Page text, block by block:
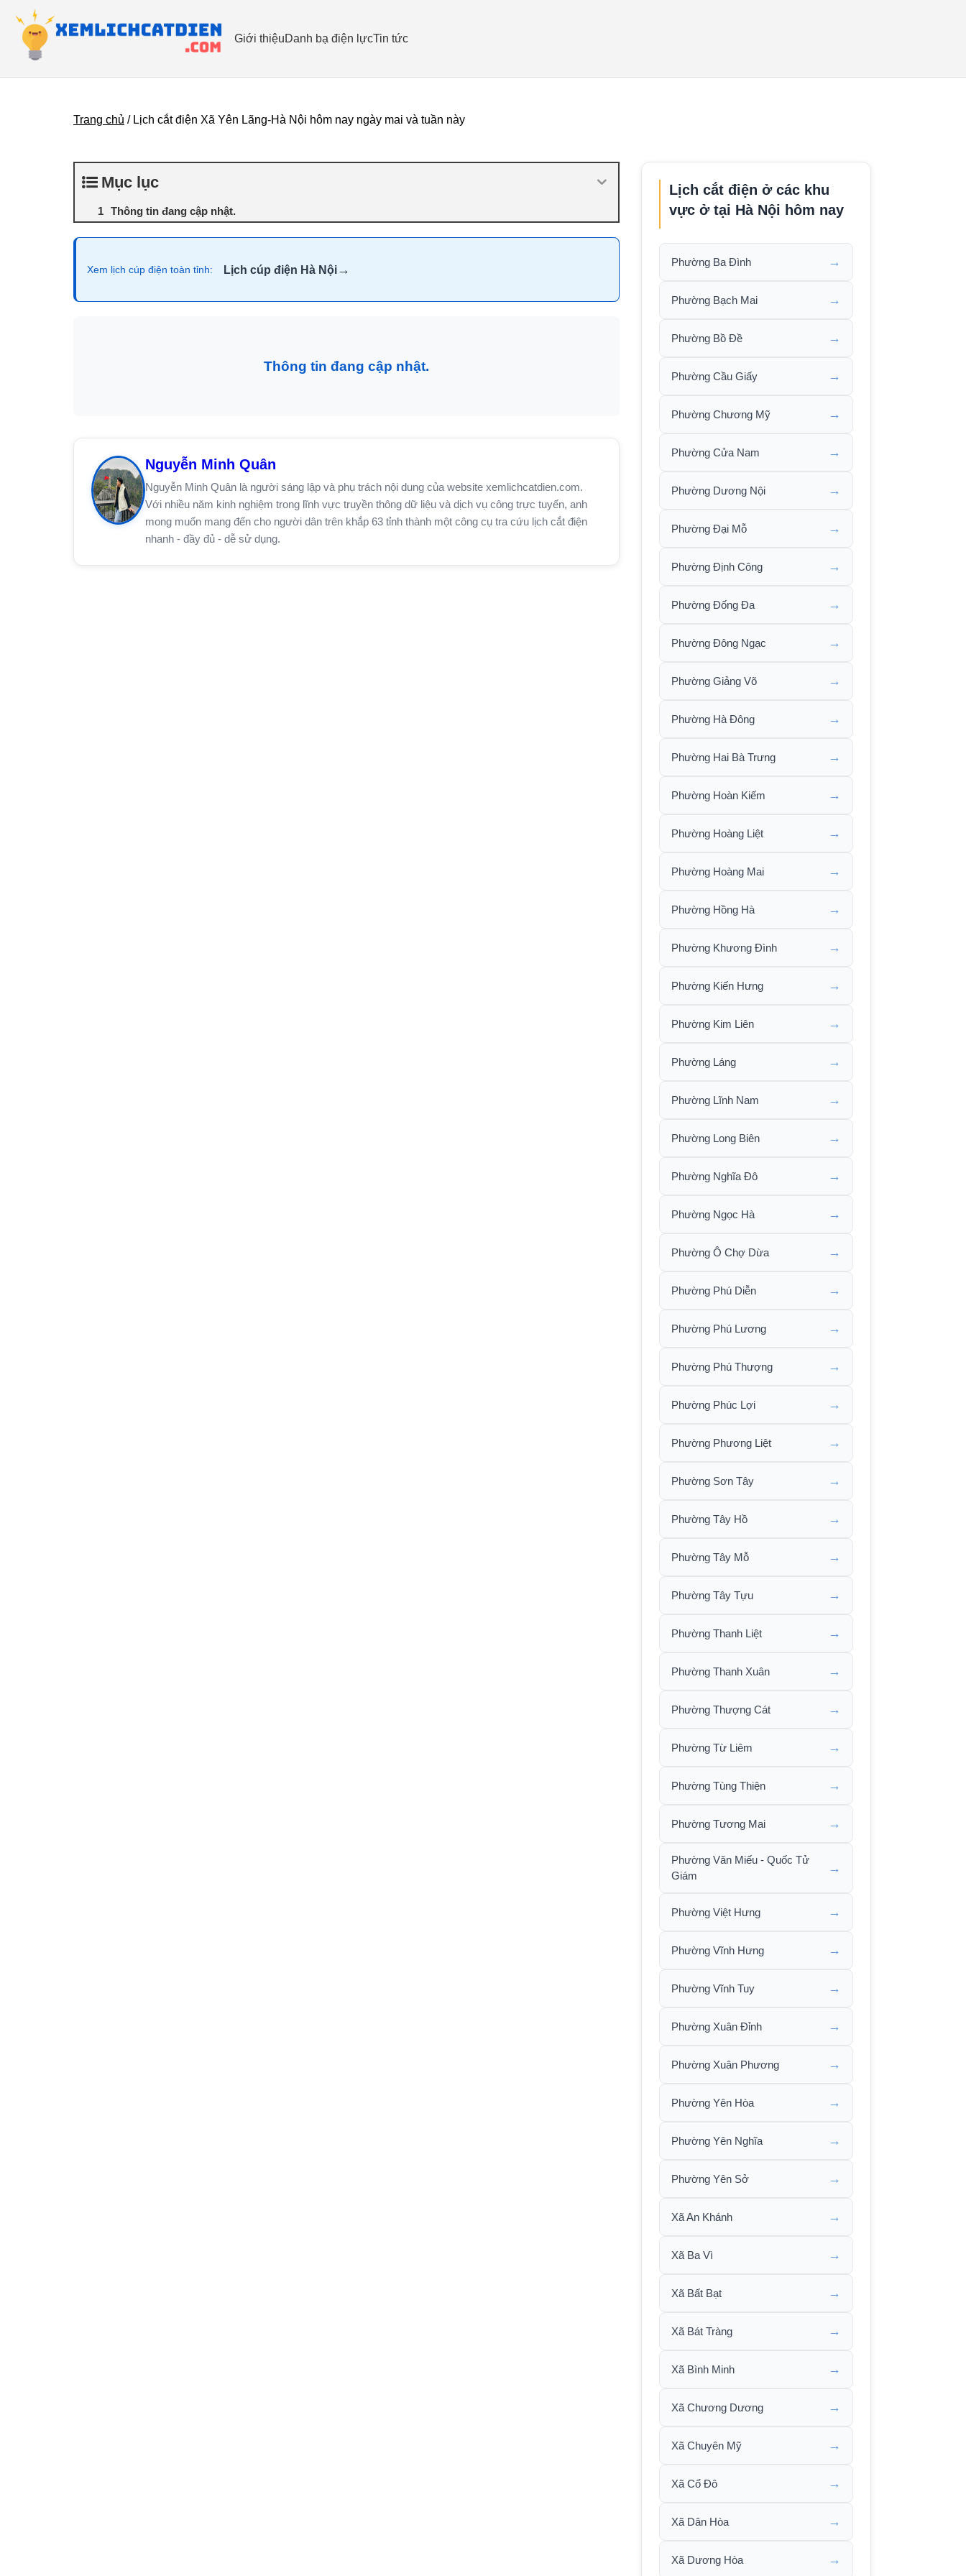
Giới thiệuDanh bạ điện lựcTin tức
Trang chủ / Lịch cắt điện Xã Yên Lãng-Hà Nội hôm nay ngày mai và tuần này
Mục lục
Thông tin đang cập nhật.
Xem lịch cúp điện toàn tỉnh: Lịch cúp điện Hà Nội→
Thông tin đang cập nhật.
Nguyễn Minh Quân
Nguyễn Minh Quân là người sáng lập và phụ trách nội dung của website xemlichcatdien.com.
Với nhiều năm kinh nghiệm trong lĩnh vực truyền thông dữ liệu và dịch vụ công trực tuyến, anh
mong muốn mang đến cho người dân trên khắp 63 tỉnh thành một công cụ tra cứu lịch cắt điện
nhanh - đầy đủ - dễ sử dụng.
Lịch cắt điện ở các khu
vực ở tại Hà Nội hôm nay
Phường Ba Đình →
Phường Bạch Mai →
Phường Bồ Đề →
Phường Cầu Giấy →
Phường Chương Mỹ →
Phường Cửa Nam →
Phường Dương Nội →
Phường Đại Mỗ →
Phường Định Công →
Phường Đống Đa →
Phường Đông Ngạc →
Phường Giảng Võ →
Phường Hà Đông →
Phường Hai Bà Trưng →
Phường Hoàn Kiếm →
Phường Hoàng Liệt →
Phường Hoàng Mai →
Phường Hồng Hà →
Phường Khương Đình →
Phường Kiến Hưng →
Phường Kim Liên →
Phường Láng →
Phường Lĩnh Nam →
Phường Long Biên →
Phường Nghĩa Đô →
Phường Ngọc Hà →
Phường Ô Chợ Dừa →
Phường Phú Diễn →
Phường Phú Lương →
Phường Phú Thượng →
Phường Phúc Lợi →
Phường Phương Liệt →
Phường Sơn Tây →
Phường Tây Hồ →
Phường Tây Mỗ →
Phường Tây Tựu →
Phường Thanh Liệt →
Phường Thanh Xuân →
Phường Thượng Cát →
Phường Từ Liêm →
Phường Tùng Thiện →
Phường Tương Mai →
Phường Văn Miếu - Quốc Tử
Giám
→
Phường Việt Hưng →
Phường Vĩnh Hưng →
Phường Vĩnh Tuy →
Phường Xuân Đỉnh →
Phường Xuân Phương →
Phường Yên Hòa →
Phường Yên Nghĩa →
Phường Yên Sở →
Xã An Khánh →
Xã Ba Vì →
Xã Bất Bạt →
Xã Bát Tràng →
Xã Bình Minh →
Xã Chương Dương →
Xã Chuyên Mỹ →
Xã Cổ Đô →
Xã Dân Hòa →
Xã Dương Hòa →